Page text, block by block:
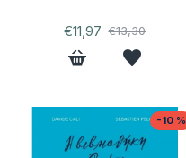
€11,97 €13,30
-10 %